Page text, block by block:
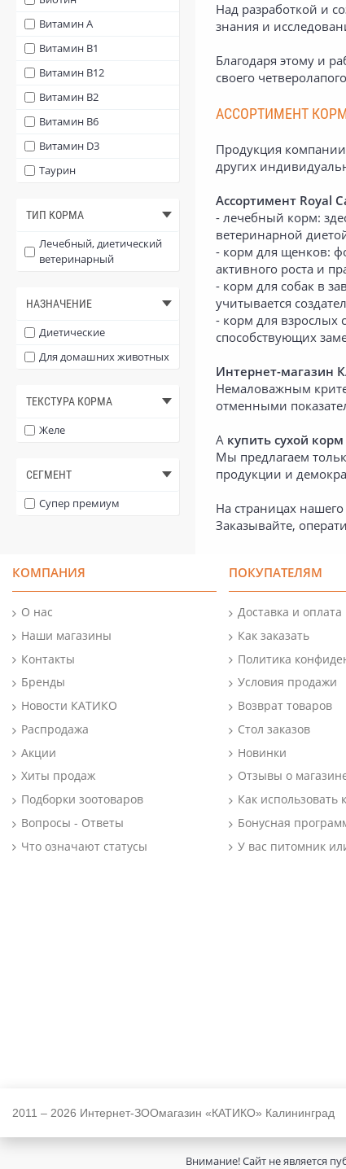
Такса
Французский бульдог
Гигантские породы
Декоративные породы
Йоркширский терьер
Миниатюрный шнауцер
Чихуахуа
Витамин A
Витамин B1
Витамин B12
Витамин B2
Витамин B6
Витамин D3
Таурин
ТИП КОРМА
Лечебный, диетический
ветеринарный
НАЗНАЧЕНИЕ
Диетические
Для домашних животных
ТЕКСТУРА КОРМА
Желе
СЕГМЕНТ
Супер премиум
Над разработкой и
знания и
Благодаря этому и
своего
АССОРТИМЕНТ
Продукция компании
других
Ассортимент Royal
- лечебный корм:
ветеринарной
- корм для щенков:
активного роста и
- корм для собак в
учитывается
- корм для взрослых
способствующих
Интернет-магазин
Немаловажным
отменными
А купить сухой
Мы предлагаем
продукции и
На страницах
Заказывайте,
КОМПАНИЯ
О нас
Наши магазины
Контакты
Бренды
Новости КАТИКО
Распродажа
Акции
Хиты продаж
Подборки зоотоваров
Вопросы - Ответы
Что означают статусы
ПОКУПАТЕЛЯМ
Доставка и оплата
Как заказать
Политика
Условия продажи
Возврат товаров
Стол заказов
Новинки
Отзывы о
Как использовать
Бонусная
У вас питомник
2011 – 2026 Интернет-ЗООмагазин «КАТИКО» Калининград
Внимание! Сайт не является